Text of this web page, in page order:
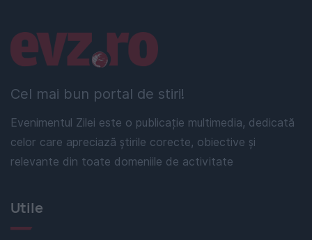
Cel mai bun portal de stiri!
Evenimentul Zilei este o publicație multimedia, dedicată
celor care apreciază știrile corecte, obiective și
relevante din toate domeniile de activitate
Linkuri utile
Utile